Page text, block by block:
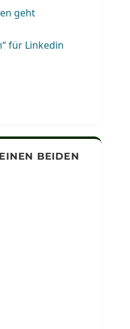
geht
für Linkedin
BEIDEN